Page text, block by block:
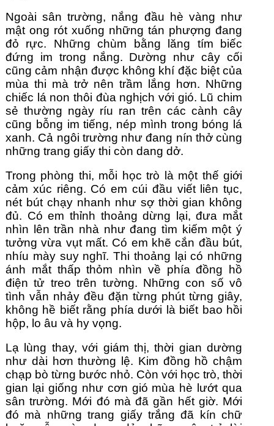
Ngoài sân trường, nắng đầu hè vàng như
mật ong rót xuống những tán phượng đang
đỏ rực. Những chùm bằng lăng tím biếc
đứng im trong nắng. Dường như cây cối
cũng cảm nhận được không khí đặc biệt của
mùa thi mà trở nên trầm lắng hơn. Những
chiếc lá non thôi đùa nghịch với gió. Lũ chim
sẻ thường ngày ríu ran trên các cành cây
cũng bỗng im tiếng, nép mình trong bóng lá
xanh. Cả ngôi trường như đang nín thở cùng
những trang giấy thi còn dang dở.
Trong phòng thi, mỗi học trò là một thế giới
cảm xúc riêng. Có em cúi đầu viết liên tục,
nét bút chạy nhanh như sợ thời gian không
đủ. Có em thỉnh thoảng dừng lại, đưa mắt
nhìn lên trần nhà như đang tìm kiếm một ý
tưởng vừa vụt mất. Có em khẽ cắn đầu bút,
nhíu mày suy nghĩ. Thi thoảng lại có những
ánh mắt thấp thỏm nhìn về phía đồng hồ
điện tử treo trên tường. Những con số vô
tình vẫn nhảy đều đặn từng phút từng giây,
không hề biết rằng phía dưới là biết bao hồi
hộp, lo âu và hy vọng.
Lạ lùng thay, với giám thị, thời gian dường
như dài hơn thường lệ. Kim đồng hồ chậm
chạp bò từng bước nhỏ. Còn với học trò, thời
gian lại giống như cơn gió mùa hè lướt qua
sân trường. Mới đó mà đã gần hết giờ. Mới
đó mà những trang giấy trắng đã kín chữ